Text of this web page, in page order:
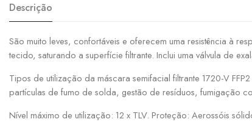
Descrição
São muito leves, confortáveis ​​e oferecem uma resistência à
tecido, saturando a superfície filtrante. Inclui uma válvula de
Tipos de utilização da máscara semifacial filtrante 1720-V
partículas de fumo de solda, gestão de resíduos, fumigação
Nível máximo de utilização: 12 x TLV. Proteção: Aerossóis